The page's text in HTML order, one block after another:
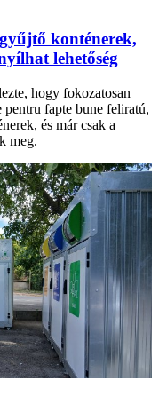
konténerek,
lehetőség
hogy fokozatosan
fapte bune feliratú,
és már csak a
meg.